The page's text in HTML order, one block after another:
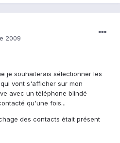
2009
je souhaiterais sélectionner les
vont s'afficher sur mon
avec un téléphone blindé
qu'une fois...
des contacts était présent